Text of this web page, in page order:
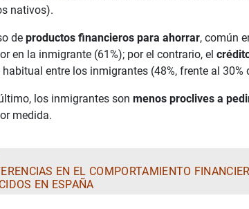
nativos).
de productos financieros para ahorrar, común
en la inmigrante (61%); por el contrario, el
habitual entre los inmigrantes (48%, frente al 30%
los inmigrantes son menos proclives a
medida.
EN EL COMPORTAMIENTO
EN ESPAÑA